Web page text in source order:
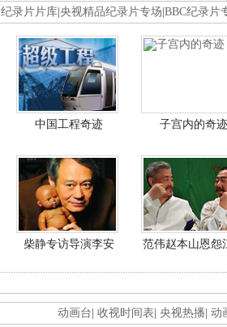
纪录片片库 央视精品纪录片专场 BBC纪录片
中国工程奇迹 子宫内的奇迹
柴静专访导演李安 范伟赵本山恩怨
动画台 收视时间表 央视热播 动